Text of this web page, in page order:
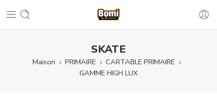
SKATE
Maison PRIMAIRE
CARTABLE PRIMAIRE
GAMME HIGH LUX